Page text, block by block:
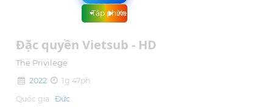
Xem phim
Tập phim
Đặc quyền Vietsub - HD
The Privilege
2022
1g 47ph
Quốc gia: Đức